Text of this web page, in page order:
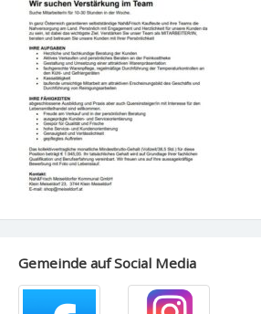
Gemeinde auf Social Media